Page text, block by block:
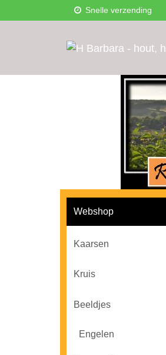
Snelle verzending
Webshop
Kaarsen
Kruis
Beeldjes
Engelen